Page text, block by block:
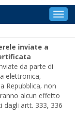
inviate a
da parte di
elettronica,
Repubblica, non
alcun effetto
dagli artt. 333, 336